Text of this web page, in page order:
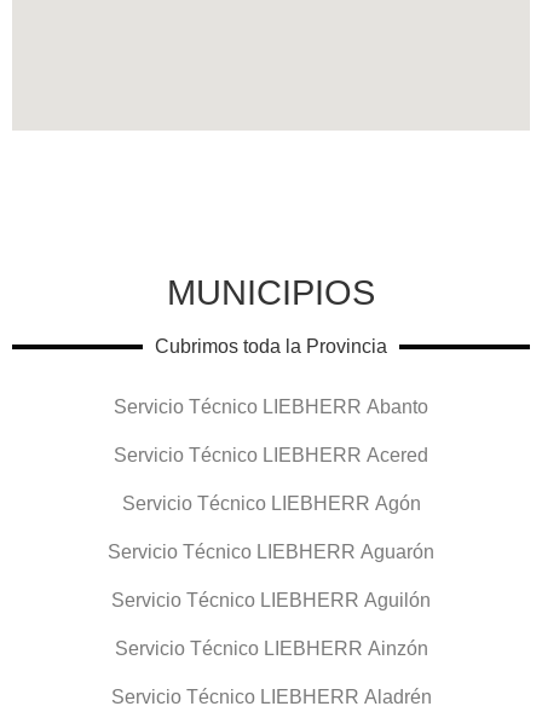
MUNICIPIOS
Cubrimos toda la Provincia
Servicio Técnico LIEBHERR Abanto
Servicio Técnico LIEBHERR Acered
Servicio Técnico LIEBHERR Agón
Servicio Técnico LIEBHERR Aguarón
Servicio Técnico LIEBHERR Aguilón
Servicio Técnico LIEBHERR Ainzón
Servicio Técnico LIEBHERR Aladrén